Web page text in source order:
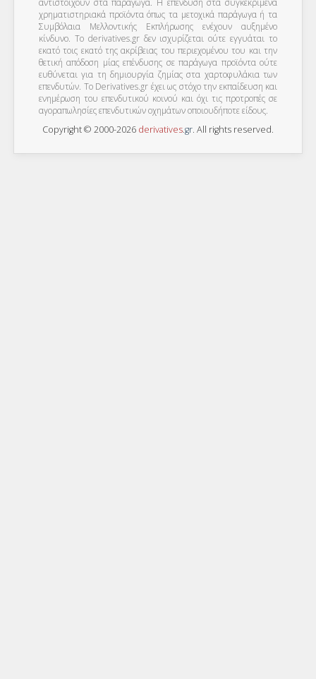
αντιστοιχούν στα παράγωγα. Η επένδυση στα συγκεκριμένα
χρηματιστηριακά προϊόντα όπως τα μετοχικά παράγωγα ή τα
Συμβόλαια Μελλοντικής Εκπλήρωσης ενέχουν αυξημένο
κίνδυνο. Το derivatives.gr δεν ισχυρίζεται ούτε εγγυάται το
εκατό τοις εκατό της ακρίβειας του περιεχομένου του και την
θετική απόδοση μίας επένδυσης σε παράγωγα προϊόντα ούτε
ευθύνεται για τη δημιουργία ζημίας στα χαρτοφυλάκια των
επενδυτών. To Derivatives.gr έχει ως στόχο την εκπαίδευση και
ενημέρωση του επενδυτικού κοινού και όχι τις προτροπές σε
αγοραπωλησίες επενδυτικών οχημάτων οποιουδήποτε είδους.
Copyright © 2000-2026 derivatives.gr. All rights reserved.